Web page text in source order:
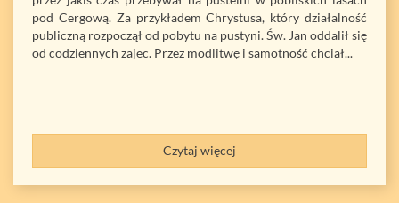
pod Cergową. Za przykładem Chrystusa, który działalność
publiczną rozpoczął od pobytu na pustyni. Św. Jan oddalił się
od codziennych zajec. Przez modlitwę i samotność chciał...
Czytaj więcej